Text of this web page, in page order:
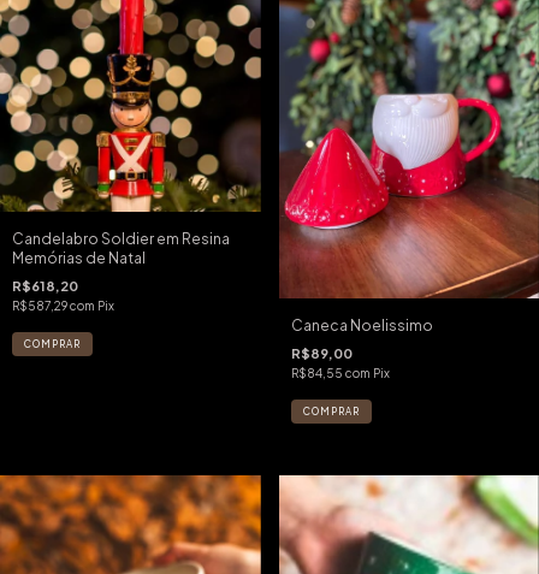
Candelabro Soldier em Resina
Memórias de Natal
R$618,20
R$587,29com Pix
Caneca Noelissimo
R$89,00
R$84,55 com Pix